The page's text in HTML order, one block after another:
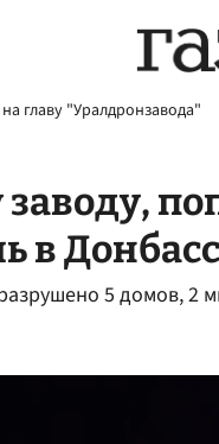
главу "Уралдронзавода"
в
5 домов, 2